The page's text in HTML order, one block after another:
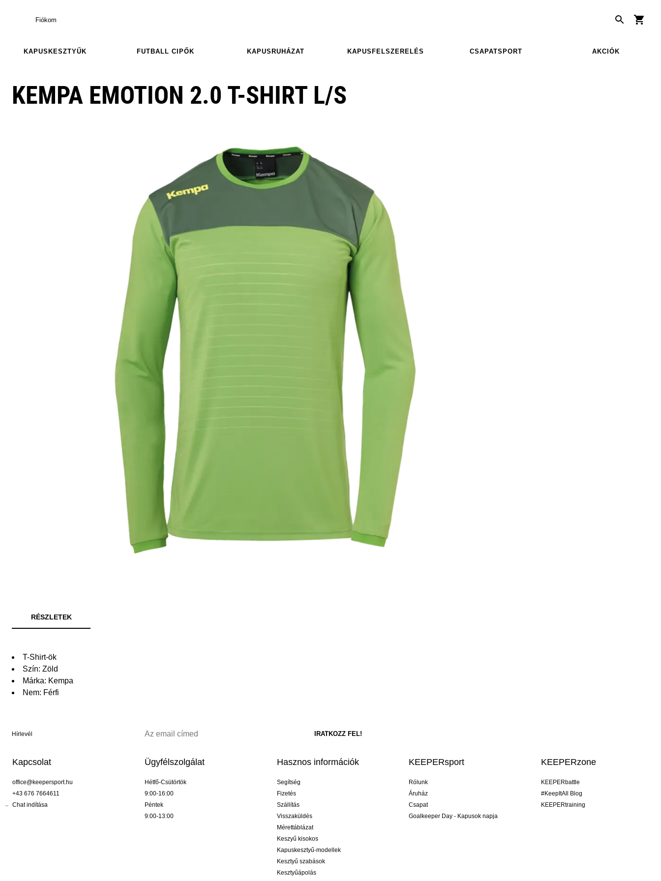
Fiókom
KAPUSKESZTYŰK FUTBALL CIPŐK KAPUSRUHÁZAT KAPUSFELSZERELÉS CSAPATSPORT AKCIÓK
KEMPA EMOTION 2.0 T-SHIRT L/S
RÉSZLETEK
T-Shirt-ök
Szín: Zöld
Márka: Kempa
Nem: Férfi
Hírlevél
Kapcsolat
office@keepersport.hu
+43 676 7664611
Chat indítása
Ügyfélszolgálat
Hétfő-Csütörtök
9:00-16:00
Péntek
9:00-13:00
Hasznos információk
Segítség
Fizetés
Szállítás
Visszaküldés
Mérettáblázat
Keszyű kisokos
Kapuskesztyű-modellek
Kesztyű szabások
Kesztyűápolás
KEEPERsport
Rólunk
Áruház
Csapat
Goalkeeper Day - Kapusok napja
KEEPERzone
KEEPERbattle
#KeepItAll Blog
KEEPERtraining